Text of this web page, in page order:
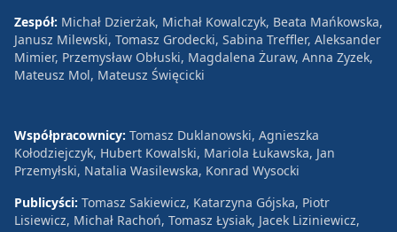
Zespół: Michał Dzierżak, Michał Kowalczyk, Beata Mańkowska,
Janusz Milewski, Tomasz Grodecki, Sabina Treffler, Aleksander
Mimier, Przemysław Obłuski, Magdalena Żuraw, Anna Zyzek,
Mateusz Mol, Mateusz Święcicki
Współpracownicy: Tomasz Duklanowski, Agnieszka
Kołodziejczyk, Hubert Kowalski, Mariola Łukawska, Jan
Przemyłski, Natalia Wasilewska, Konrad Wysocki
Publicyści: Tomasz Sakiewicz, Katarzyna Gójska, Piotr
Lisiewicz, Michał Rachoń, Tomasz Łysiak, Jacek Liziniewicz,